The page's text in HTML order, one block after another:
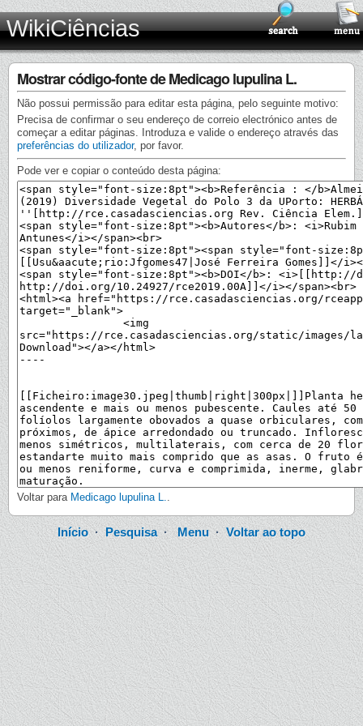
WikiCiências
Mostrar código-fonte de Medicago lupulina L.
Não possui permissão para editar esta página, pelo seguinte motivo:
Precisa de confirmar o seu endereço de correio electrónico antes de
começar a editar páginas. Introduza e valide o endereço através das
preferências do utilizador, por favor.
Pode ver e copiar o conteúdo desta página:
Voltar para Medicago lupulina L..
Início·Pesquisa·Menu· Voltar ao topo